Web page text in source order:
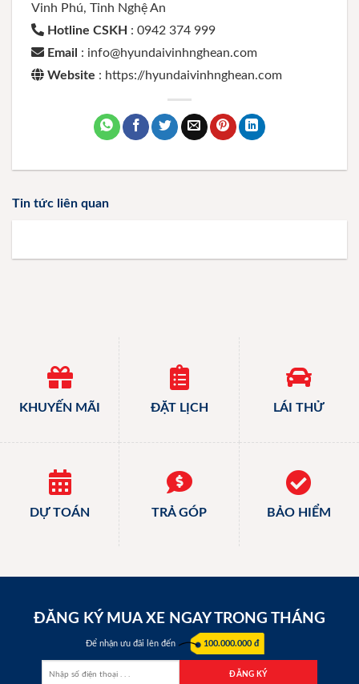
Vinh Phú, Tỉnh Nghệ An
Hotline CSKH : 0942 374 999
Email : info@hyundaivinhnghean.com
Website : https://hyundaivinhnghean.com
Tin tức liên quan
KHUYẾN MÃI ĐẶT LỊCH LÁI THỬ
DỰ TOÁN TRẢ GÓP BẢO HIỂM
ĐĂNG KÝ MUA XE NGAY TRONG THÁNG
Để nhận ưu đãi lên đến 100.000.000 đ